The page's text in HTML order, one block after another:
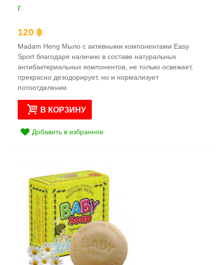
г
120 ฿
Madam Heng Мыло с активными компонентами Easy
Sport благодаря наличию в составе натуральных
антибактериальных компонентов, не только освежает,
прекрасно дезодорирует, но и нормализует
потоотделение.
В КОРЗИНУ
Добавить в избранное